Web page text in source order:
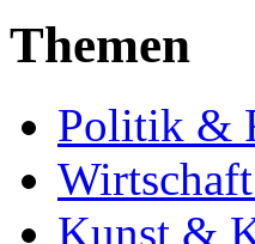
Themen
Politik &
Kunst &